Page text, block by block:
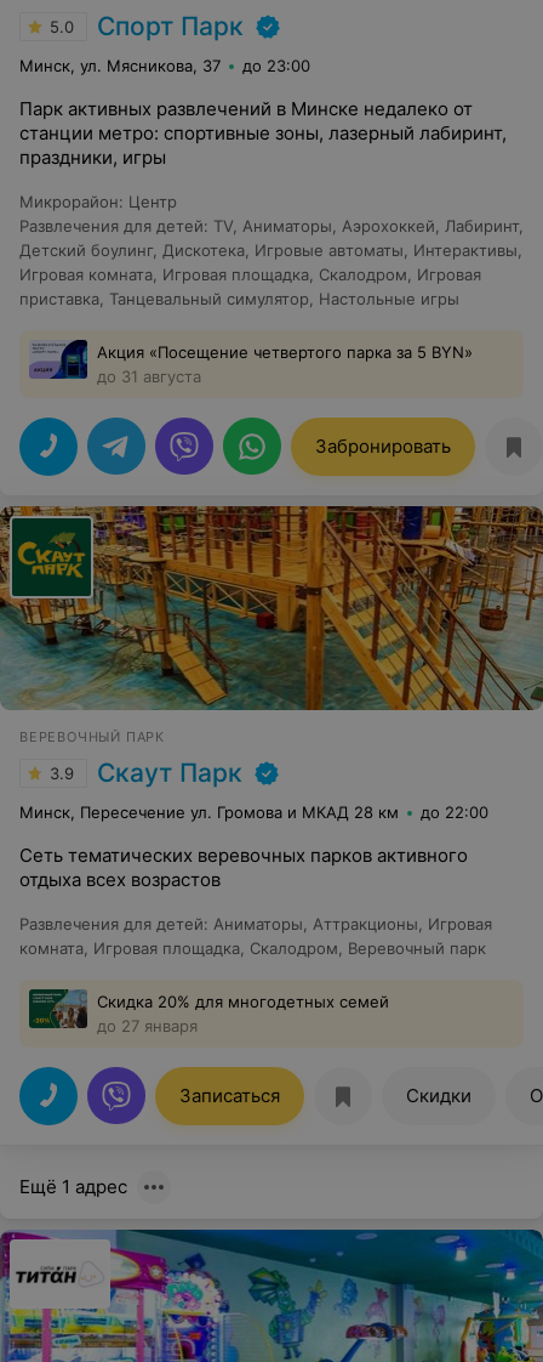
5.0 Спорт Парк
Минск, ул. Мясникова, 37 до 23:00
Парк активных развлечений в Минске недалеко от
станции метро: спортивные зоны, лазерный лабиринт,
праздники, игры
Микрорайон: Центр
Развлечения для детей: TV Аниматоры Аэрохоккей Лабиринт,
Детский боулинг, Дискотека Игровые автоматы Интерактивы
Игровая комната Игровая площадка Скалодром
Игровая
приставка Танцевальный симулятор Настольные игры
Акция «Посещение четвертого парка за 5 BYN»
до 31 августа
Забронировать
ВЕРЕВОЧНЫЙ ПАРК
3.9 Скаут Парк
Минск, Пересечение ул. Громова и МКАД 28 км до 22:00
Сеть тематических веревочных парков активного
отдыха всех возрастов
Развлечения для детей: Аниматоры Аттракционы
Игровая
комната Игровая площадка Скалодром Веревочный парк
Скидка 20% для многодетных семей
до 27 января
Записаться Скидки
Ещё 1 адрес